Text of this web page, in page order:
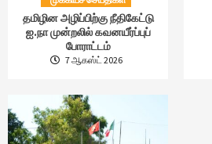
தமிழின அழிப்பிற்கு நீதிகேட்டு
ஐ.நா முன்றலில் கவனயீர்ப்புப்
போராட்டம்
7 ஆகஸ்ட் 2026